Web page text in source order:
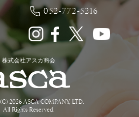
052-772-5216
株式会社アスカ商会
2026 ASCA COMPANY, LTD.
All Rights Reserved.